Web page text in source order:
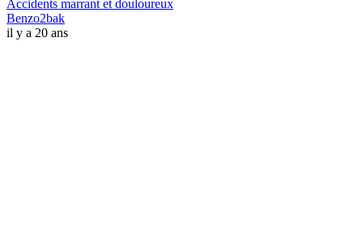
Accidents marrant et douloureux
Benzo2bak
il y a 20 ans